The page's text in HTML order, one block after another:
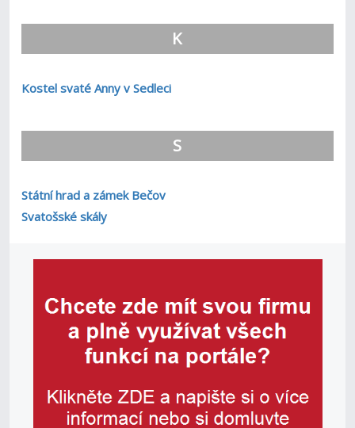
K
Kostel svaté Anny v Sedleci
S
Státní hrad a zámek Bečov
Svatošské skály